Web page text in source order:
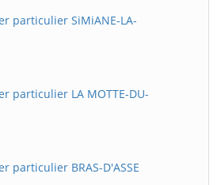
particulier SiMiANE-LA-
particulier LA MOTTE-DU-
particulier BRAS-D'ASSE